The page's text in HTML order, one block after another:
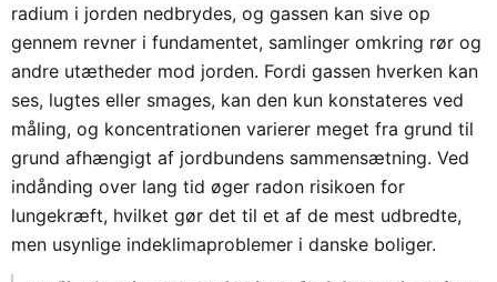
radium i jorden nedbrydes, og gassen kan sive op
gennem revner i fundamentet, samlinger omkring rør og
andre utætheder mod jorden. Fordi gassen hverken kan
ses, lugtes eller smages, kan den kun konstateres ved
måling, og koncentrationen varierer meget fra grund til
grund afhængigt af jordbundens sammensætning. Ved
indånding over lang tid øger radon risikoen for
lungekræft, hvilket gør det til et af de mest udbredte,
men usynlige indeklimaproblemer i danske boliger.